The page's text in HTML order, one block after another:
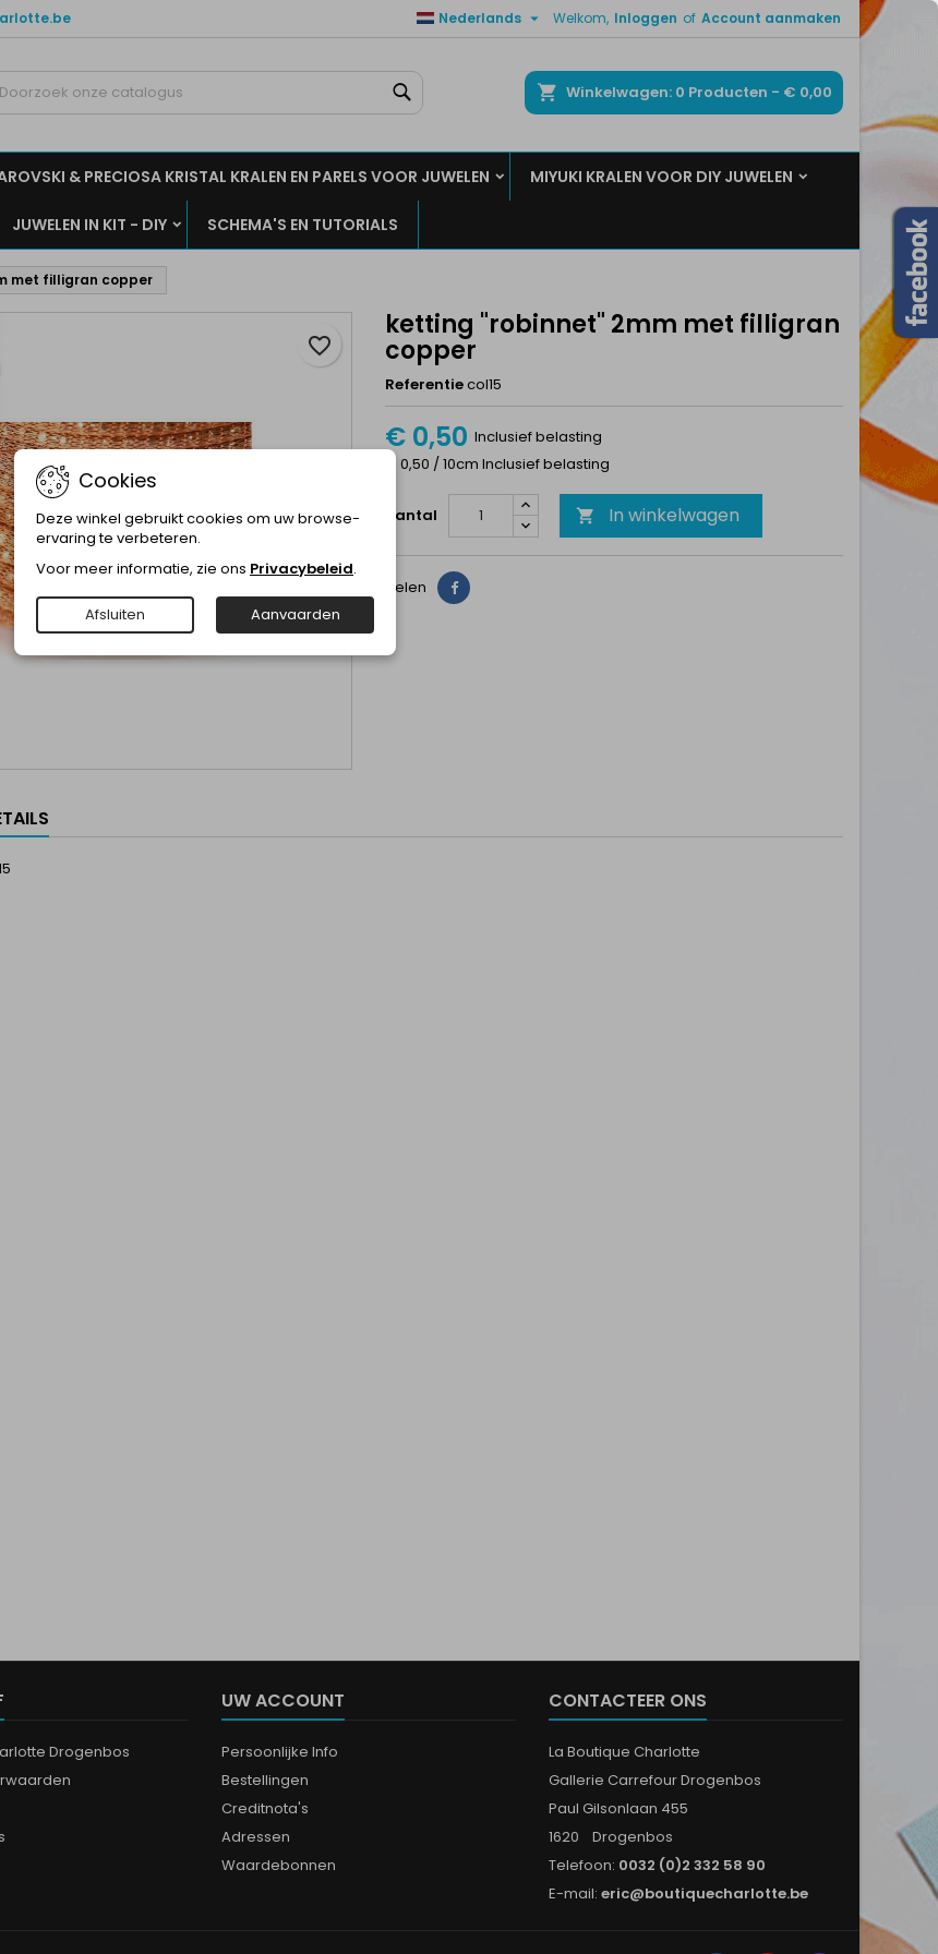
Welkom, Inloggen of Account aanmaken
Nederlands 
Winkelwagen 0 Producten - € 0,00
& PRECIOSA KRISTAL KRALEN EN PARELS VOOR JUWELEN MIYUKI KRALEN VOOR DIY JUWELEN
JUWELEN IN KIT - DIY SCHEMA'S EN TUTORIALS
met filligran copper
ketting "robinnet" 2mm met filligran
copper
Referentiecol15
€ 0,50 Inclusief belasting
€ 0,50 / 10cm Inclusief belasting
Aantal  In winkelwagen
favorite_border
Delen Delen
Drogenbos
UW ACCOUNT
Persoonlijke Info
Bestellingen
Creditnota's
Adressen
Waardebonnen
CONTACTEER ONS
La Boutique Charlotte
Gallerie Carrefour Drogenbos
Paul Gilsonlaan 455
1620 Drogenbos
Telefoon: 0032 (0)2 332 58 90
E-mail: eric@boutiquecharlotte.be
verlanglijsten
een lijst
een verlanglijst
ingelogd zijn om producten in uw verlanglijst op te slaan.
Annuleren Inloggen
Cookies
Deze winkel gebruikt cookies om uw browse-
ervaring te verbeteren.
Voor meer informatie, zie ons Privacybeleid.
Afsluiten Aanvaarden